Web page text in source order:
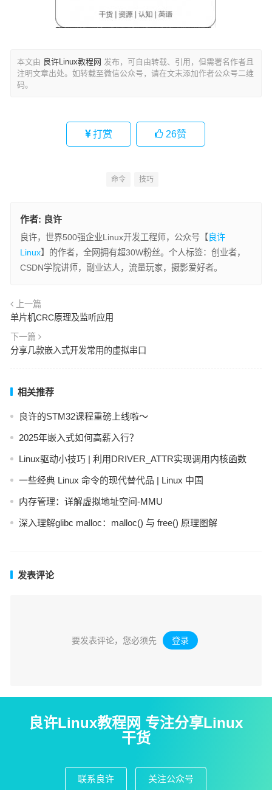
本文由 良许Linux教程网 发布，可自由转载、引用，但需署名作者且
注明文章出处。如转载至微信公众号，请在文末添加作者公众号二维
码。
打赏 26赞
命令 技巧
作者: 良许
良许，世界500强企业Linux开发工程师，公众号【 良许
Linux】的作者，全网拥有超30W粉丝。个人标签：创业者，
CSDN学院讲师，副业达人，流量玩家，摄影爱好者。
上一篇
单片机CRC原理及监听应用
下一篇
分享几款嵌入式开发常用的虚拟串口
相关推荐
良许的STM32课程重磅上线啦～
2025年嵌入式如何高薪入行？
Linux驱动小技巧 | 利用DRIVER_ATTR实现调用内核函数
一些经典 Linux 命令的现代替代品 | Linux 中国
内存管理：详解虚拟地址空间-MMU
深入理解glibc malloc：malloc() 与 free() 原理图解
发表评论
要发表评论，您必须先 登录 。
良许Linux教程网 专注分享Linux
干货
联系良许 关注公众号